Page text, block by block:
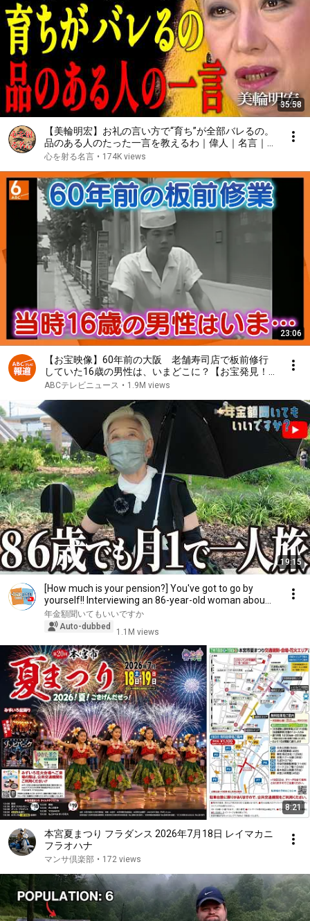
35:58
【美輪明宏】お礼の言い方で“育ち”が全部バレるの。
品のある人のたった一言を教えるわ｜偉人｜名言｜言
葉の力｜人生哲学｜
心を射る名言 • 174K views
23:06
【お宝映像】60年前の大阪 老舗寿司店で板前修行
していた16歳の男性は、いまどこに？【お宝発見！
関西いまむかし】
ABCテレビニュース • 1.9M views
19:15
[How much is your pension?] You've got to go by
yourself!! Interviewing an 86-year-old woman abou...
年金額聞いてもいいですか
Auto-dubbed
1.1M views
8:21
本宮夏まつり フラダンス 2026年7月18日 レイマカニ
フラオハナ
マンサ倶楽部 • 172 views